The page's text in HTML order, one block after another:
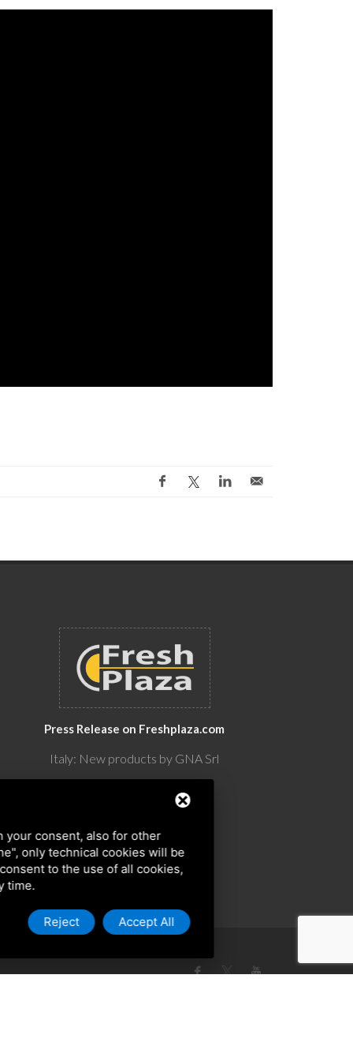
Press Release on Freshplaza.com
Italy: New products by GNA Srl
your consent, also for other
only technical cookies will be
to the use of all cookies,
time.
Reject Accept All